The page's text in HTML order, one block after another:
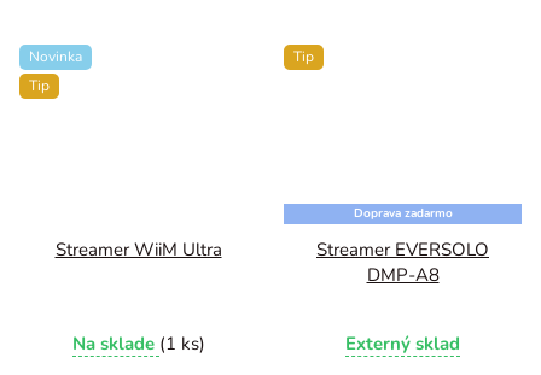
Novinka
Tip
Streamer WiiM Ultra
Na sklade (1 ks)
Tip
Doprava zadarmo
Streamer EVERSOLO
DMP-A8
Externý sklad